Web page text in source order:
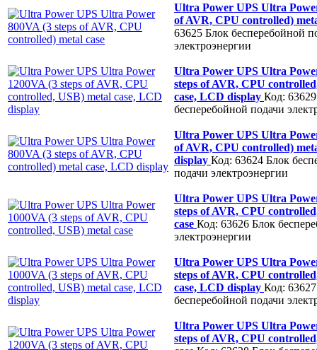
Ultra Power UPS Ultra
of AVR, CPU controlled)
63625 Блок бесперебойной
электроэнергии
Ultra Power UPS Ultra
steps of AVR, CPU
case, LCD display Код: 63629
бесперебойной подачи
Ultra Power UPS Ultra
of AVR, CPU controlled)
display Код: 63624 Блок
подачи электроэнергии
Ultra Power UPS Ultra
steps of AVR, CPU
case Код: 63626 Блок
электроэнергии
Ultra Power UPS Ultra
steps of AVR, CPU
case, LCD display Код: 63627
бесперебойной подачи
Ultra Power UPS Ultra
steps of AVR, CPU